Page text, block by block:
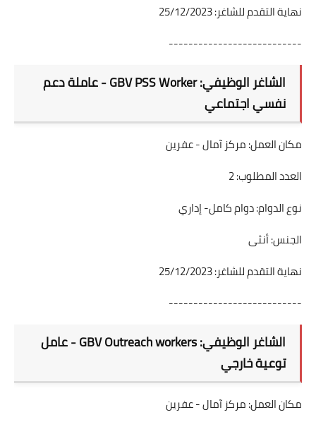
نهاية التقدم للشاغر: 25/12/2023
---------------------------
الشاغر الوظيفي: GBV PSS Worker - عاملة دعم
نفسي اجتماعي
مكان العمل: مركز آمال - عفرين
العدد المطلوب: 2
نوع الدوام: دوام كامل- إداري
الجنس: أنثى
نهاية التقدم للشاغر: 25/12/2023
---------------------------
الشاغر الوظيفي: GBV Outreach workers - عامل
توعية خارجي
مكان العمل: مركز آمال - عفرين